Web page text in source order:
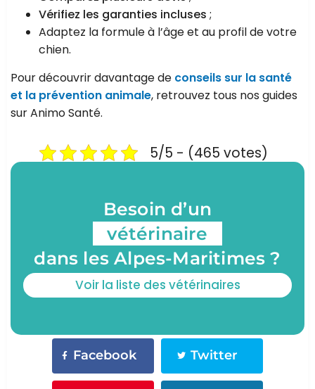
Vérifiez les garanties incluses ;
Adaptez la formule à l’âge et au profil de votre
chien.
Pour découvrir davantage de conseils sur la santé
et la prévention animale, retrouvez tous nos guides
sur Animo Santé.
5/5 - (465 votes)
Besoin d’un
vétérinaire
dans les Alpes-Maritimes ?
Voir la liste des vétérinaires
Facebook Twitter